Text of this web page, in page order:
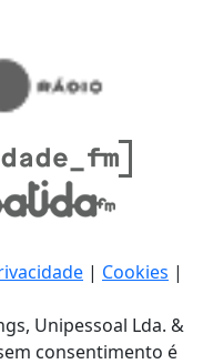
| Cookies |
Unipessoal Lda. &
consentimento é